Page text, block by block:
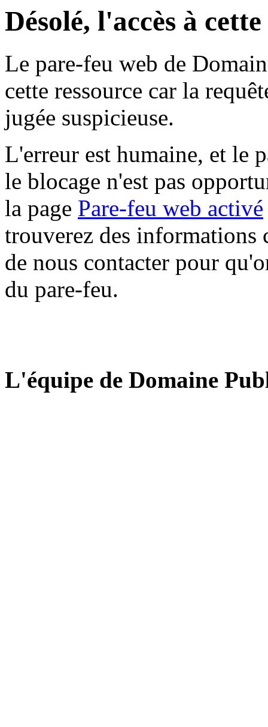
Désolé, l'accès à
Le pare-feu web de
cette ressource car la
jugée suspicieuse.
L'erreur est humaine, et le
le blocage n'est pas
la page Pare-feu web activé
trouverez des informations
de nous contacter pour
du pare-feu.
L'équipe de Domaine